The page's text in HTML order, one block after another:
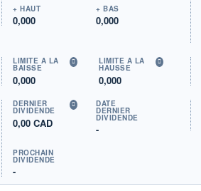
+ HAUT
0,000
+ BAS
0,000
LIMITE À LA
BAISSE
0,000
LIMITE À LA
HAUSSE
0,000
DERNIER
DIVIDENDE
0,00 CAD
DATE
DERNIER
DIVIDENDE
-
PROCHAIN
DIVIDENDE
-